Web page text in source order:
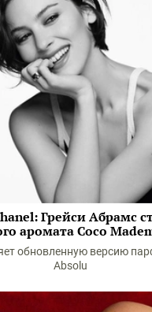
Грейси Абрамс
аромата Coco
обновленную версию
Absolu